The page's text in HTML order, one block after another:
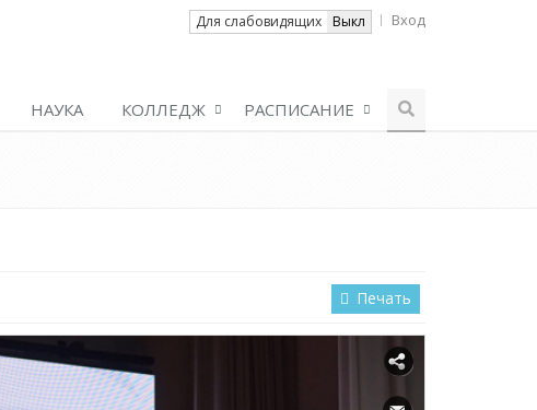
Для слабовидящих Выкл Вход
НАУКА КОЛЛЕДЖ РАСПИСАНИЕ
Печать